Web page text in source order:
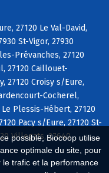
possible, Biocoop utilise
optimale du site, pour
trafic et la performance
27120 Le Val-David,
St-Vigor, 27930
Prévanches, 27120
27120 Caillouet-
27120 Croisy s/Eure,
Cocherel,
Le Plessis-Hébert, 27120
Pacy s/Eure, 27120 St-
Villegats, 27640